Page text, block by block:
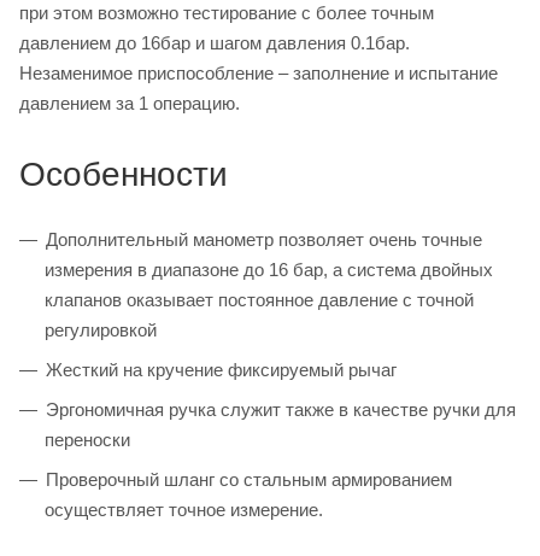
при этом возможно тестирование с более точным
давлением до 16бар и шагом давления 0.1бар.
Незаменимое приспособление – заполнение и испытание
давлением за 1 операцию.
Особенности
Дополнительный манометр позволяет очень точные
измерения в диапазоне до 16 бар, а система двойных
клапанов оказывает постоянное давление с точной
регулировкой
Жесткий на кручение фиксируемый рычаг
Эргономичная ручка служит также в качестве ручки для
переноски
Проверочный шланг со стальным армированием
осуществляет точное измерение.